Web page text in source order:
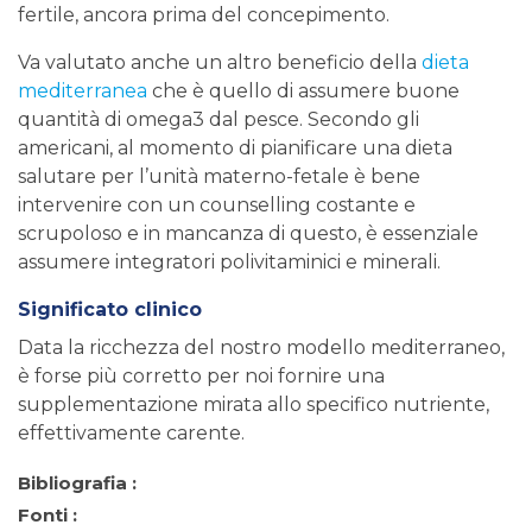
fertile, ancora prima del concepimento.
Va valutato anche un altro beneficio della dieta
mediterranea che è quello di assumere buone
quantità di omega3 dal pesce. Secondo gli
americani, al momento di pianificare una dieta
salutare per l’unità materno-fetale è bene
intervenire con un counselling costante e
scrupoloso e in mancanza di questo, è essenziale
assumere integratori polivitaminici e minerali.
Significato clinico
Data la ricchezza del nostro modello mediterraneo,
è forse più corretto per noi fornire una
supplementazione mirata allo specifico nutriente,
effettivamente carente.
Bibliografia :
Fonti :